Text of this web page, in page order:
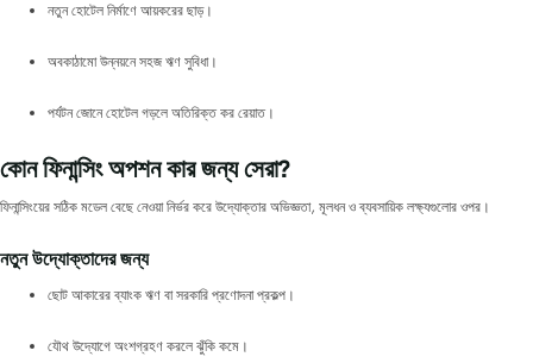
নতুন হোটেল নির্মাণে আয়করের ছাড়।
অবকাঠামো উন্নয়নে সহজ ঋণ সুবিধা।
পর্যটন জোনে হোটেল গড়লে অতিরিক্ত কর রেয়াত।
কোন ফিনান্সিং অপশন কার জন্য সেরা?
ফিনান্সিংয়ের সঠিক মডেল বেছে নেওয়া নির্ভর করে উদ্যোক্তার অভিজ্ঞতা, মূলধন ও ব্যবসায়িক লক্ষ্যগুলোর ওপর।
নতুন উদ্যোক্তাদের জন্য
ছোট আকারের ব্যাংক ঋণ বা সরকারি প্রণোদনা প্রকল্প।
যৌথ উদ্যোগে অংশগ্রহণ করলে ঝুঁকি কমে।